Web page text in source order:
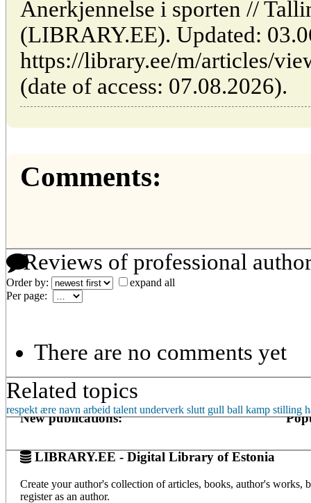
Anerkjennelse i sporten //
(LIBRARY.EE). Updated:
https://library.ee/m/articles/
(date of access: 07.08.2026).
Comments:
Reviews of professional
Order by:
expand all
Per page:
There are no comments yet
Related topics
respekt ære navn arbeid talent underverk slutt gull ball kamp stilling
New publications:
LIBRARY.EE - Digital Library of Estonia
Create your author's collection of articles, books, author's
register as an author.